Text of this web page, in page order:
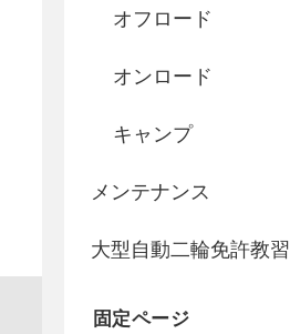
オフロード
オンロード
キャンプ
メンテナンス
大型自動二輪免許教習
固定ページ